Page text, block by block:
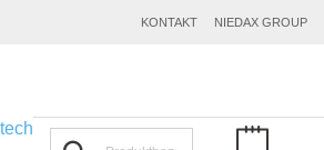
NIEDAX GROUP
KONTAKT